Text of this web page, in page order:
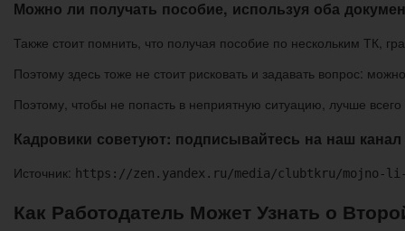
Можно ли получать пособие, используя оба
Также стоит помнить, что получая пособие по нескольким ТК,
Поэтому здесь тоже не стоит рисковать и задавать вопрос:
Поэтому, чтобы не попасть в неприятную ситуацию, лучше всего
Кадровики советуют: подписывайтесь на наш канал
Источник: https://zen.yandex.ru/media/clubtkru/mojno-
Как Работодатель Может Узнать о